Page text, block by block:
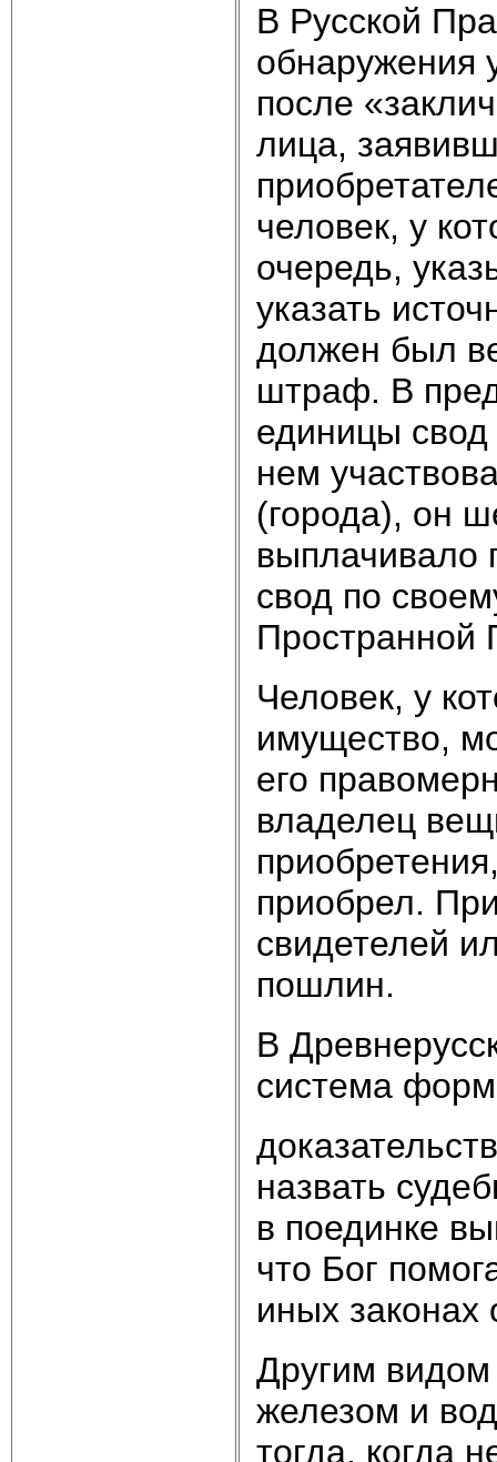
В Русской
обнаружения
после
лица,
человек, у
очередь,
указать
должен был
штраф. В
единицы
нем
(города), он
выплачивало
свод по
Пространной
Человек, у
имущество,
его
владелец
приобрел.
свидетелей
пошлин.
В
система
назвать
в поединке
что Бог
иных законах
Другим
железом и
тогда, когда